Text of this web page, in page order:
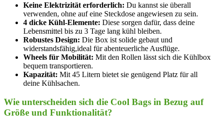
Keine Elektrizität erforderlich: ⁢Du kannst sie überall‌
verwenden, ohne auf eine‌ Steckdose angewiesen zu ​sein.
4 dicke Kühl-Elemente: Diese sorgen dafür, dass deine
Lebensmittel bis zu‍ 3⁤ Tage lang kühl bleiben.
Robustes Design: Die Box ist solide gebaut und‌
widerstandsfähig,ideal für abenteuerliche Ausflüge.
Wheels für Mobilität: Mit den Rollen⁤ lässt sich ‍die Kühlbox ​
bequem transportieren.
Kapazität: Mit​ 45 Litern bietet ⁢sie genügend Platz für all
deine Kühlsachen.
Wie‌ unterscheiden sich die Cool ​Bags in Bezug⁢ auf
Größe und Funktionalität?